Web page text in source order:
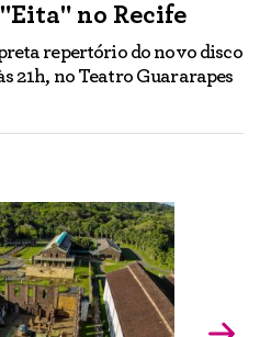
no Recife
repertório do novo disco
21h, no Teatro Guararapes